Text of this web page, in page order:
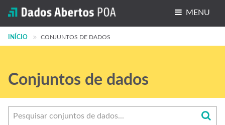
MENU
Conjuntos de dados
Grupos
Sobre
INÍCIO CONJUNTOS DE DADOS
Conjuntos de dados